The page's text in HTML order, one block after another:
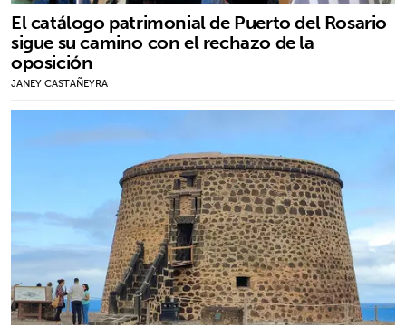
El catálogo patrimonial de Puerto del Rosario
sigue su camino con el rechazo de la
oposición
JANEY CASTAÑEYRA